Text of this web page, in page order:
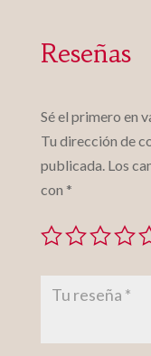
Reseñas
Sé el primero en
Tu dirección de
publicada. Los
con *